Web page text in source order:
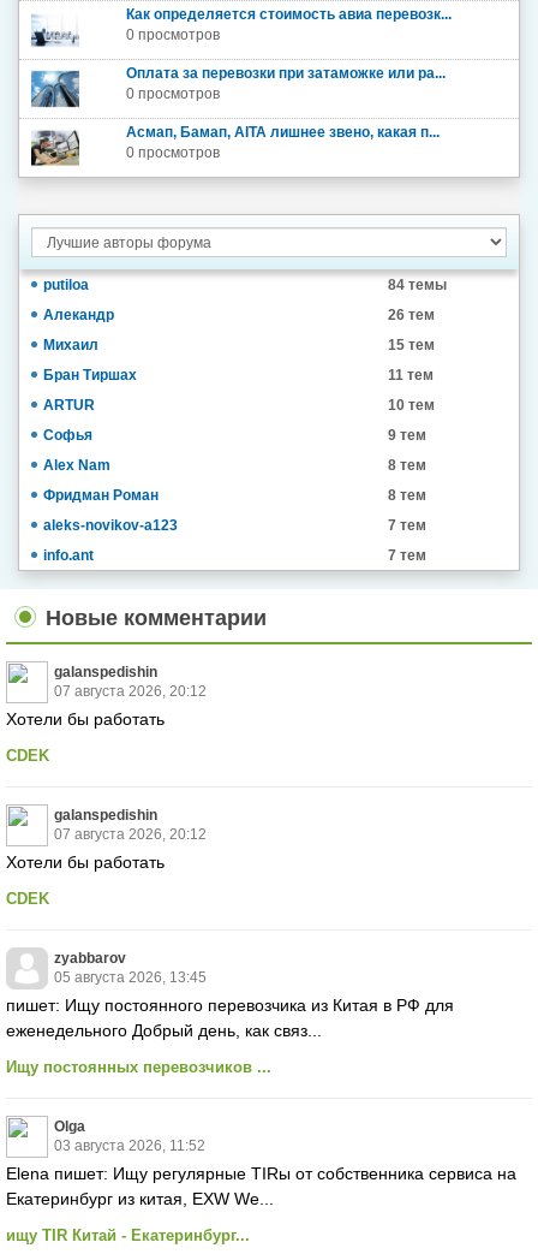
Как определяется стоимость авиа перевозк...
0 просмотров
Оплата за перевозки при затаможке или ра...
0 просмотров
Асмап, Бамап, AITA лишнее звено, какая п...
0 просмотров
putiloa
84 темы
Алекандр
26 тем
Михаил
15 тем
Бран Тиршах
11 тем
ARTUR
10 тем
Софья
9 тем
Alex Nam
8 тем
Фридман Роман
8 тем
aleks-novikov-a123
7 тем
info.ant
7 тем
Новые комментарии
galanspedishin
07 августа 2026, 20:12
Хотели бы работать
CDEK
galanspedishin
07 августа 2026, 20:12
Хотели бы работать
CDEK
zyabbarov
05 августа 2026, 13:45
пишет: Ищу постоянного перевозчика из Китая в РФ для
еженедельного Добрый день, как связ...
Ищу постоянных перевозчиков ...
Olga
03 августа 2026, 11:52
Elena пишет: Ищу регулярные TIRы от собственника сервиса на
Екатеринбург из китая, EXW We...
ищу TIR Китай - Екатеринбург...